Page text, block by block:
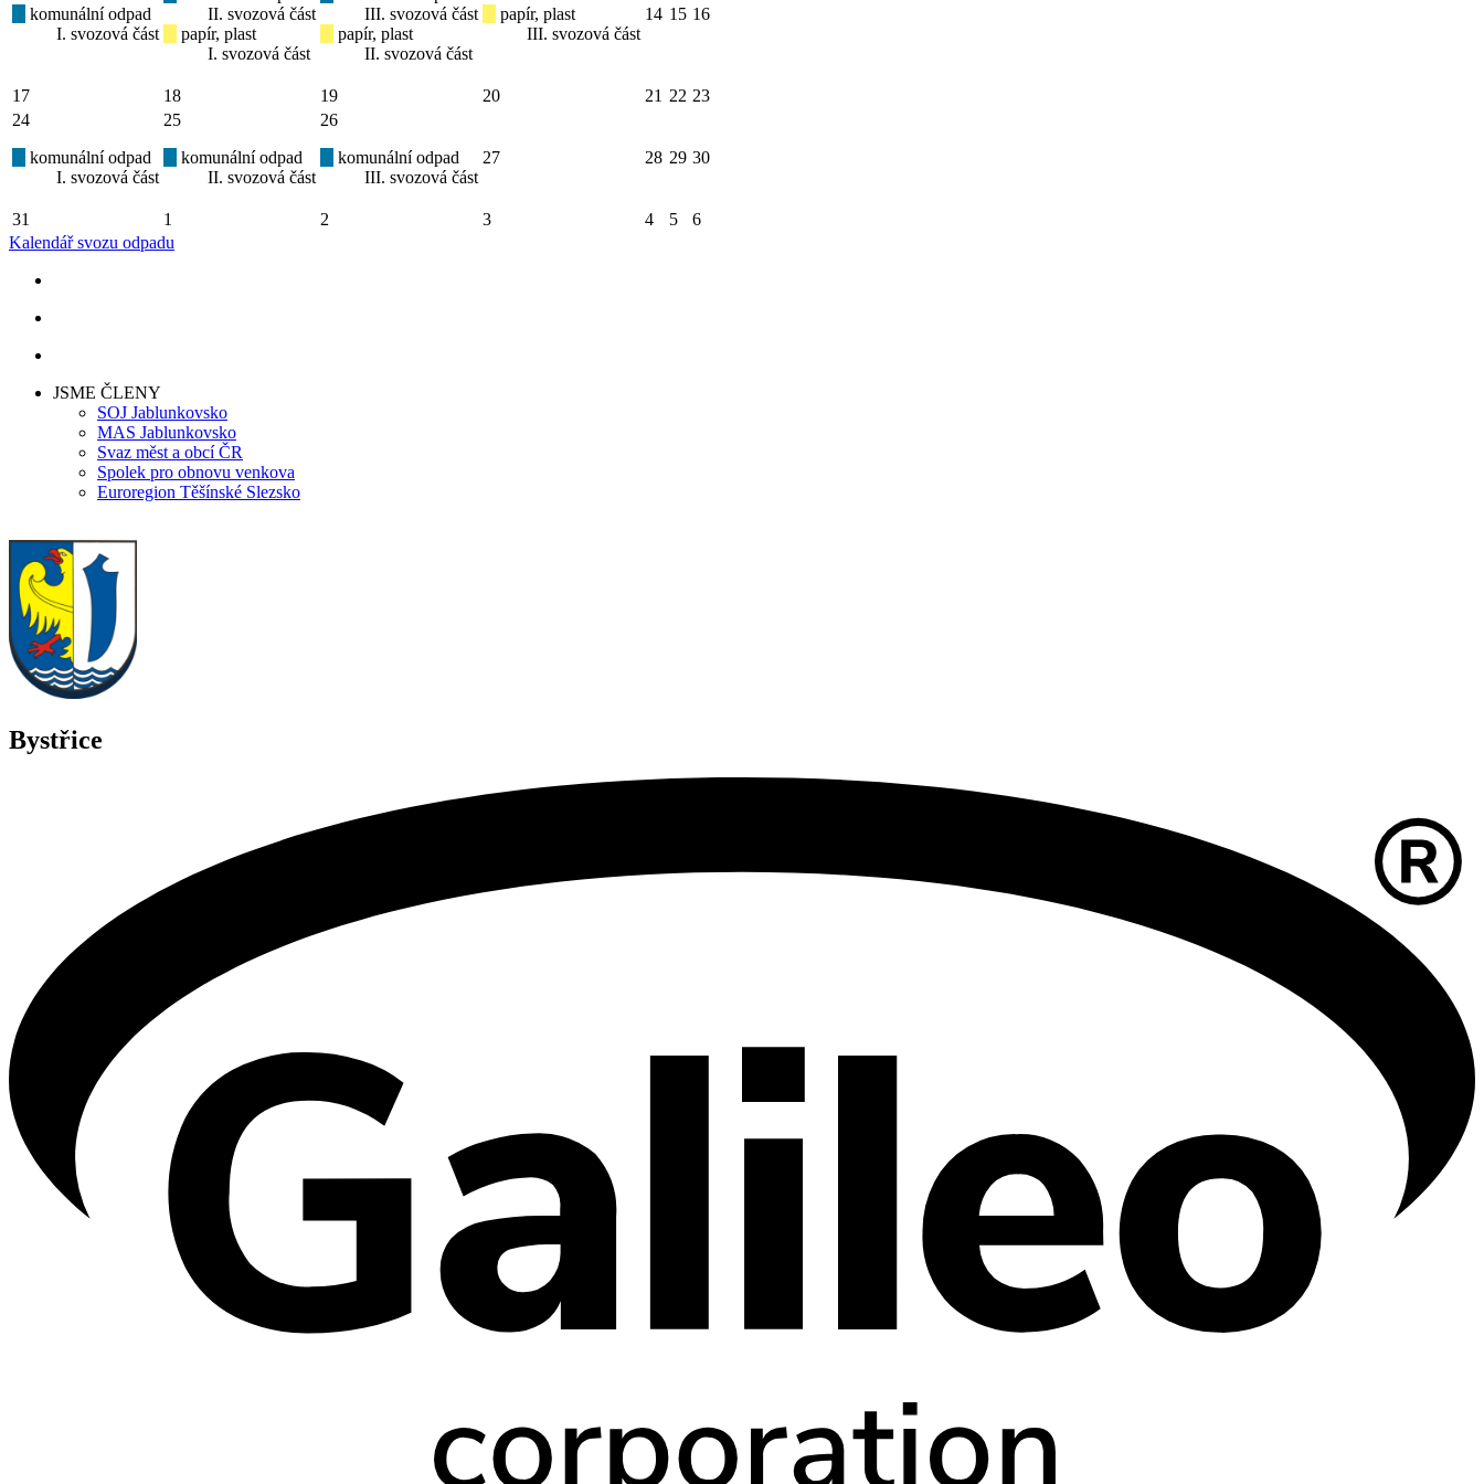
komunální odpad
I. svozová část
II. svozová část
papír, plast
I. svozová část
III. svozová část
papír, plast
II. svozová část
papír, plast
III. svozová část
14 15 16
17 18 19 20 21 22 23
24
komunální odpad
I. svozová část
25
komunální odpad
II. svozová část
26
komunální odpad
III. svozová část
27 28 29 30
31 1 2 3 4 5
6
Kalendář svozu odpadu
JSME ČLENY
SOJ Jablunkovsko
MAS Jablunkovsko
Svaz měst a obcí ČR
Spolek pro obnovu venkova
Euroregion Těšínské Slezsko
Bystřice